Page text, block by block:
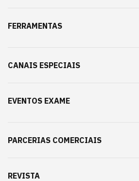
FERRAMENTAS
CANAIS ESPECIAIS
EVENTOS EXAME
PARCERIAS COMERCIAIS
REVISTA